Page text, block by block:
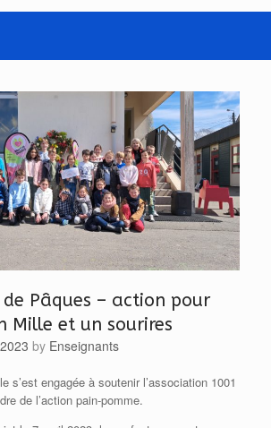
Pâques – action pour
Mille et un sourires
by Enseignants
s’est engagée à soutenir l’association 1001
de l’action pain-pomme.